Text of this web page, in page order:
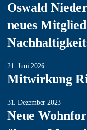
Oswald
neues Mitglied
21. Juni 2026
Mitwirkung
31. Dezember 2023
Neue